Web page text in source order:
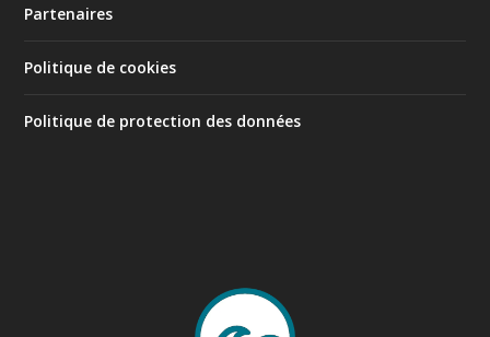
Partenaires
Politique de cookies
Politique de protection des données